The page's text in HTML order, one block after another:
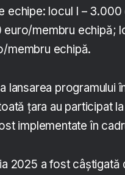
echipe: locul I –
euro/membru echipă;
membru echipă.
lansarea programului
țara au participat
implementate în
2025 a fost câștigată